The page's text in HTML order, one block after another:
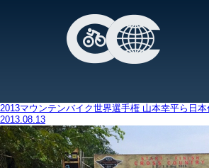
2013マウンテンバイク世界選手権 山本幸平ら日本
2013.08.13